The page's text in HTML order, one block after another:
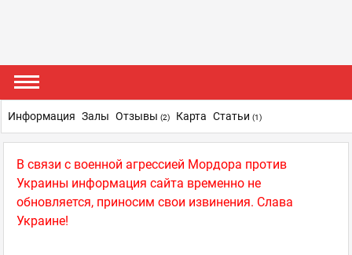
В связи с военной агрессией Мордора против
Украины информация сайта временно не
обновляется, приносим свои извинения. Слава
Украине!
Информация Залы Отзывы (2) Карта Статьи (1)